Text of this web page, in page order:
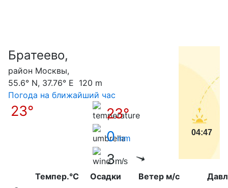
Братеево,
район Москвы,
55.6° N, 37.76° E 120 m
Погода на ближайший час
23°
23°
0mm
3m/s
04:47
Темпер.°C Осадки Ветер м/с